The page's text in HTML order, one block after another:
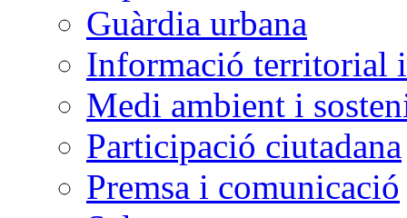
Guàrdia urbana
Informació territorial
Medi ambient i
Participació ciutadana
Premsa i comunicació